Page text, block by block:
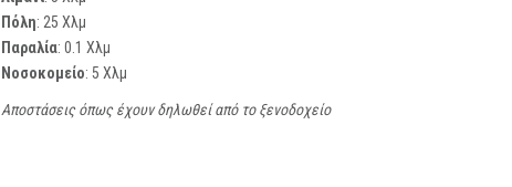
Πόλη: 25 Χλμ
Παραλία: 0.1 Χλμ
Νοσοκομείο: 5 Χλμ
Αποστάσεις όπως έχουν δηλωθεί από το ξενοδοχείο